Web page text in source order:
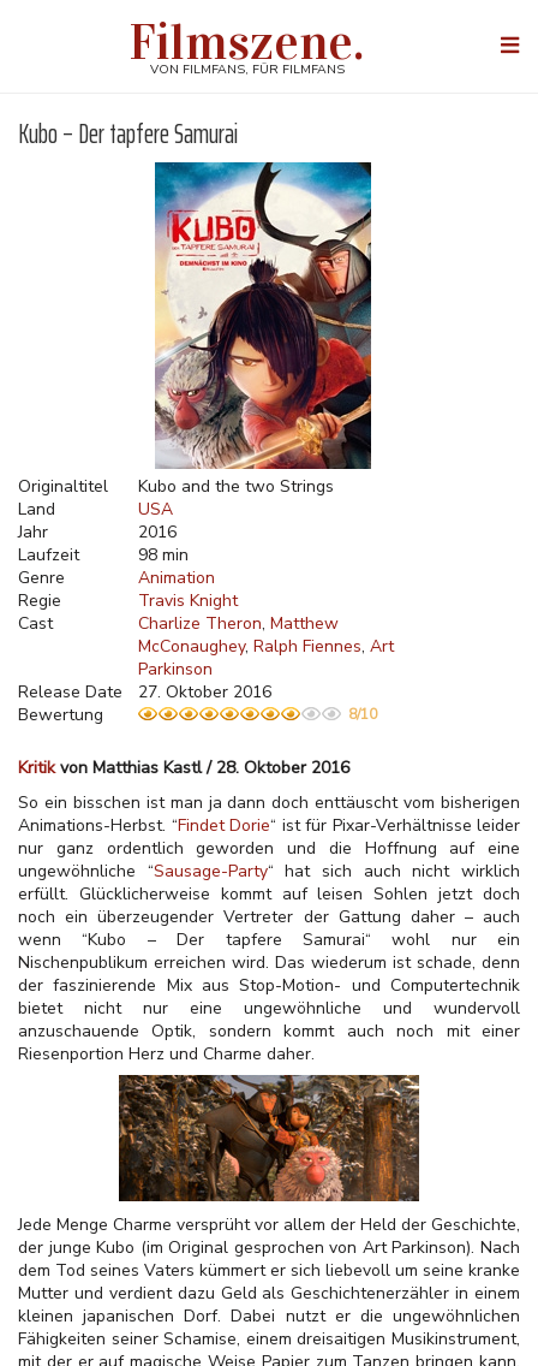
Filmszene.
VON FILMFANS, FÜR FILMFANS
Kubo – Der tapfere Samurai
Originaltitel
Kubo and the two Strings
Land
USA
Jahr
2016
Laufzeit
98 min
Genre
Animation
Regie
Travis Knight
Cast
Charlize Theron Matthew
McConaughey Ralph Fiennes Art
Parkinson
Release Date
27. Oktober 2016
Bewertung
8/10
Kritikvon Matthias Kastl / 28. Oktober 2016
So ein bisschen ist man ja dann doch enttäuscht vom bisherigen
Animations-Herbst. “Findet Dorie“ ist für Pixar-Verhältnisse leider
nur ganz ordentlich geworden und die Hoffnung auf eine
ungewöhnliche “Sausage-Party“ hat sich auch nicht wirklich
erfüllt. Glücklicherweise kommt auf leisen Sohlen jetzt doch
noch ein überzeugender Vertreter der Gattung daher – auch
wenn “Kubo – Der tapfere Samurai“ wohl nur ein
Nischenpublikum erreichen wird. Das wiederum ist schade, denn
der faszinierende Mix aus Stop-Motion- und Computertechnik
bietet nicht nur eine ungewöhnliche und wundervoll
anzuschauende Optik, sondern kommt auch noch mit einer
Riesenportion Herz und Charme daher.
Jede Menge Charme versprüht vor allem der Held der Geschichte,
der junge Kubo (im Original gesprochen von Art Parkinson). Nach
dem Tod seines Vaters kümmert er sich liebevoll um seine kranke
Mutter und verdient dazu Geld als Geschichtenerzähler in einem
kleinen japanischen Dorf. Dabei nutzt er die ungewöhnlichen
Fähigkeiten seiner Schamise, einem dreisaitigen Musikinstrument,